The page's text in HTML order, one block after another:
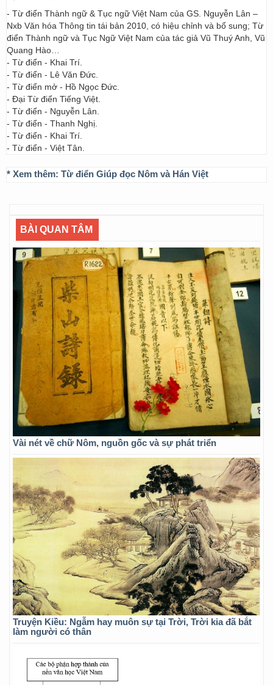
- Từ điển Thành ngữ & Tục ngữ Việt Nam của GS. Nguyễn Lân –
Nxb Văn hóa Thông tin tái bản 2010, có hiệu chỉnh và bổ sung; Từ
điển Thành ngữ và Tục Ngữ Việt Nam của tác giả Vũ Thuý Anh, Vũ
Quang Hào…
- Từ điển - Khai Trí.
- Từ điển - Lê Văn Đức.
- Từ điển mở - Hồ Ngọc Đức.
- Đại Từ điển Tiếng Việt.
- Từ điển - Nguyễn Lân.
- Từ điển - Thanh Nghị.
- Từ điển - Khai Trí.
- Từ điển - Việt Tân.
* Xem thêm: Từ điển Giúp đọc Nôm và Hán Việt
BÀI QUAN TÂM
Vài nét về chữ Nôm, nguồn gốc và sự phát triển
Truyện Kiều: Ngẫm hay muôn sự tại Trời, Trời kia đã bắt
làm người có thân